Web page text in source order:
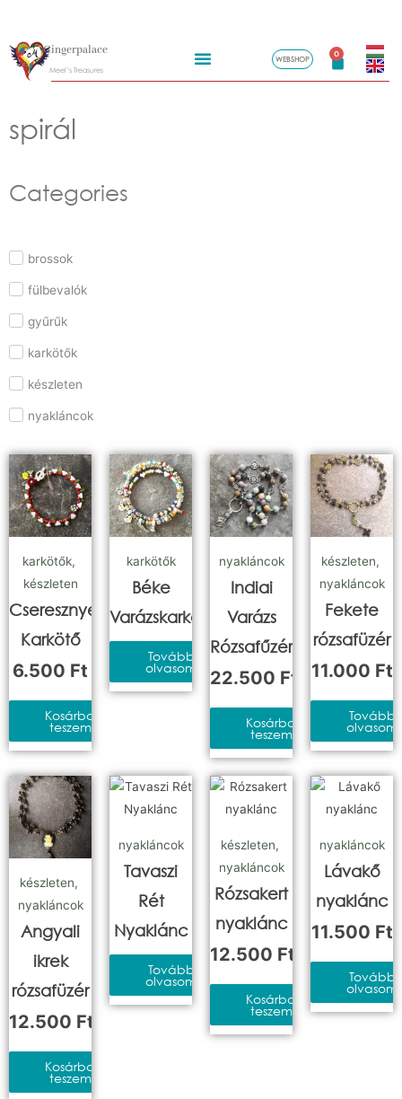
content
Gingerpalace
Meel’s Treasures
WEBSHOP
0
Kosár
spirál
Categories
brossok
fülbevalók
gyűrűk
karkötők
készleten
nyakláncok
karkötők,
készleten
Cseresznyevirág
Karkötő
6.500 Ft
Kosárba
teszem
karkötők
Béke
Varázskarkötő
Tovább
olvasom
nyakláncok
Indiai
Varázs
Rózsafűzér
22.500 Ft
Kosárba
teszem
készleten,
nyakláncok
Fekete
rózsafüzér
11.000 Ft
Tovább
olvasom
készleten,
nyakláncok
Angyali
ikrek
rózsafüzér
12.500 Ft
Kosárba
teszem
nyakláncok
Tavaszi
Rét
Nyaklánc
Tovább
olvasom
készleten,
nyakláncok
Rózsakert
nyaklánc
12.500 Ft
Kosárba
teszem
nyakláncok
Lávakő
nyaklánc
11.500 Ft
Tovább
olvasom